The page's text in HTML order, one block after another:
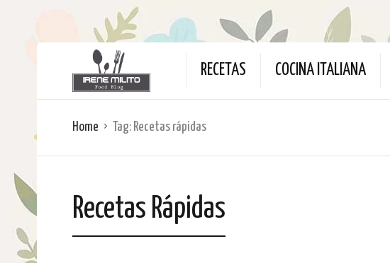
RECETAS COCINA ITALIANA
Home Tag: Recetas rápidas
Recetas Rápidas